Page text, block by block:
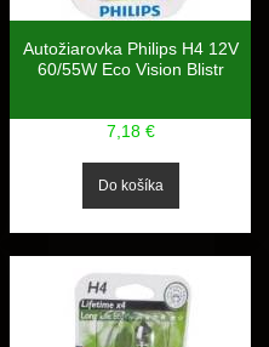
Autožiarovka Philips H4 12V
60/55W Eco Vision Blistr
7,18 €